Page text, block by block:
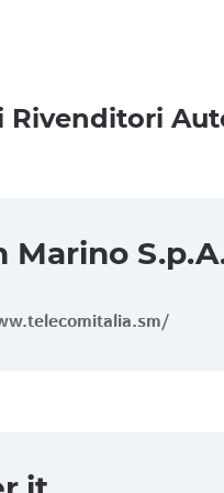
Rivenditori
Marino